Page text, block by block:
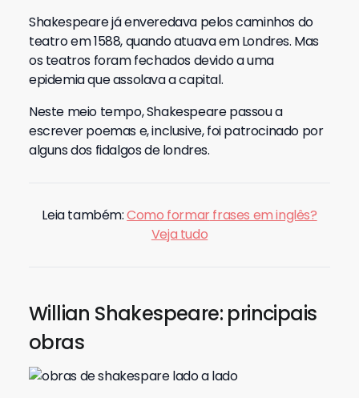
Shakespeare já enveredava pelos caminhos do
teatro em 1588, quando atuava em Londres. Mas
os teatros foram fechados devido a uma
epidemia que assolava a capital.
Neste meio tempo, Shakespeare passou a
escrever poemas e, inclusive, foi patrocinado por
alguns dos fidalgos de londres.
Leia também:Como formarfrases em inglês?
Veja tudo
Willian Shakespeare: principais
obras